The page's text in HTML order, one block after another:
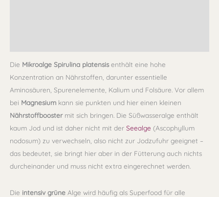
Die Mikroalge Spirulina platensisenthält eine hohe
Konzentration an Nährstoffen, darunter essentielle
Aminosäuren, Spurenelemente, Kalium und Folsäure. Vor allem
bei Magnesium kann sie punkten und hier einen kleinen
Nährstoffbooster mit sich bringen. Die Süßwasseralge enthält
kaum Jod und ist daher nicht mit der Seealge (Ascophyllum
nodosum) zu verwechseln, also nicht zur Jodzufuhr geeignet –
das bedeutet, sie bringt hier aber in der Fütterung auch nichts
durcheinander und muss nicht extra eingerechnet werden.
Die intensiv grüne Alge wird häufig als Superfood für alle